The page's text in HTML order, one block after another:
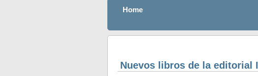
Home
Nuevos libros de la editorial